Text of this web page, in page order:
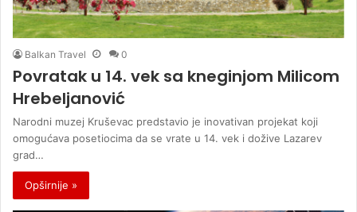
Balkan Travel 0
Povratak u 14. vek sa kneginjom Milicom
Hrebeljanović
Narodni muzej Kruševac predstavio je inovativan projekat koji
omogućava posetiocima da se vrate u 14. vek i dožive Lazarev
grad…
Opširnije »